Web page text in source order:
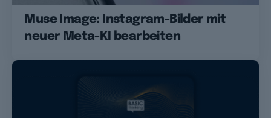
Muse Image: Instagram-Bilder mit
neuer Meta-KI bearbeiten